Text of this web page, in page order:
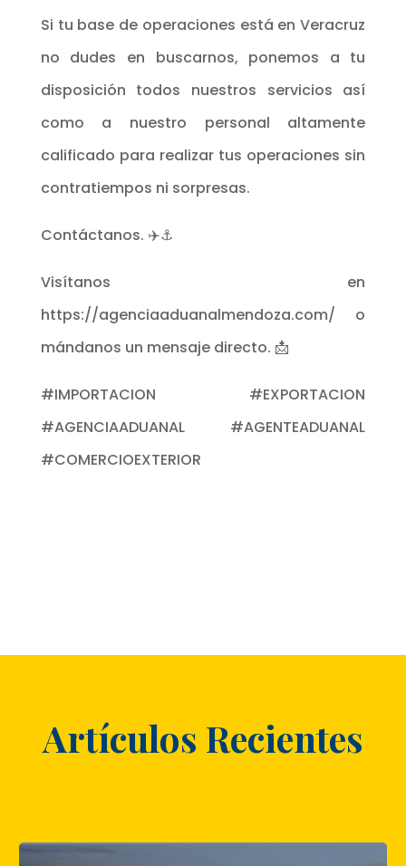
Si tu base de operaciones está en Veracruz
no dudes en buscarnos, ponemos a tu
disposición todos nuestros servicios así
como a nuestro personal altamente
calificado para realizar tus operaciones sin
contratiempos ni sorpresas.
Contáctanos. ✈️⚓
Visítanos en
https://agenciaaduanalmendoza.com/ o
mándanos un mensaje directo. 📩
#IMPORTACION #EXPORTACION
#AGENCIAADUANAL #AGENTEADUANAL
#COMERCIOEXTERIOR
Artículos Recientes